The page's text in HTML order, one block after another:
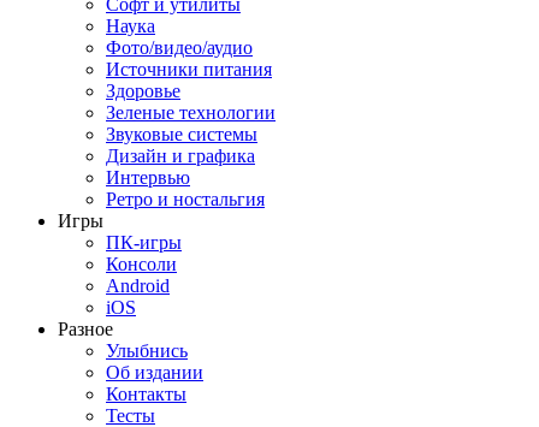
Софт и утилиты
Наука
Фото/видео/аудио
Источники питания
Здоровье
Зеленые технологии
Звуковые системы
Дизайн и графика
Интервью
Ретро и ностальгия
Игры
ПК-игры
Консоли
Android
iOS
Разное
Улыбнись
Об издании
Контакты
Тесты